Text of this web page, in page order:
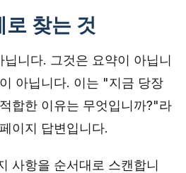
찾는 것
니다. 그것은 요약이 아닙니
아닙니다. 이는 "지금 당장
합한 이유는 무엇입니까?"라
이지 답변입니다.
사항을 순서대로 스캔합니